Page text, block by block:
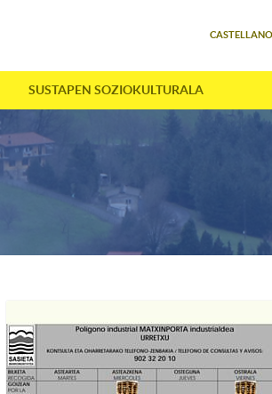
CASTELLANO
SUSTAPEN SOZIOKULTURALA